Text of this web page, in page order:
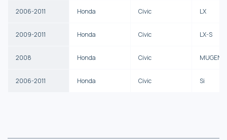
2006-2011 Honda Civic LX
2009-2011 Honda Civic LX-S
2008 Honda Civic MUGEN
2006-2011 Honda Civic Si